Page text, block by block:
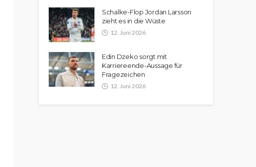
Schalke-Flop Jordan Larsson
zieht es in die Wüste
12. Juni 2026
Edin Dzeko sorgt mit
Karriereende-Aussage für
Fragezeichen
12. Juni 2026